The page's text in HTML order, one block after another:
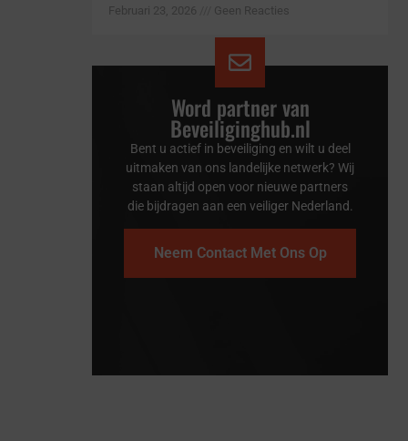
Februari 23, 2026
Geen Reacties
Word partner van
Beveiliginghub.nl
Bent u actief in beveiliging en wilt u deel
uitmaken van ons landelijke netwerk? Wij
staan altijd open voor nieuwe partners
die bijdragen aan een veiliger Nederland.
Neem Contact Met Ons Op